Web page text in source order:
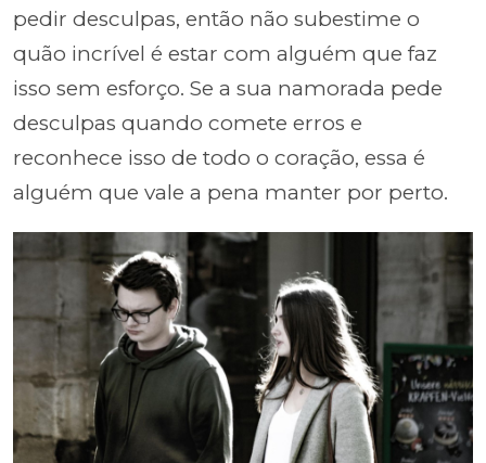
pedir desculpas, então não subestime o
quão incrível é estar com alguém que faz
isso sem esforço. Se a sua namorada pede
desculpas quando comete erros e
reconhece isso de todo o coração, essa é
alguém que vale a pena manter por perto.